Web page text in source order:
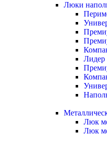
Люки
Лидер
Люк
Люк